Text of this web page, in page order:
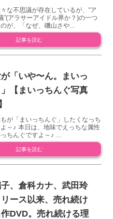
な不思議が存在しているが、“ア
”(アラサーアイドル界か？)の一つ
が、「なぜ、磯山さや...
記事を読む
「いや〜ん。まいっ
【まいっちんぐ写真
が「まいっちんぐ」したくなっち
～♪ 本日は、地味でえっちな属性
ちんぐですよ～♪ ...
記事を読む
、倉科カナ、武田玲
ース以来、売れ続け
DVD。売れ続ける理